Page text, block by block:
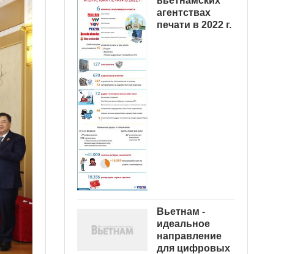
агентствах
печати в 2022 г.
Вьетнам -
идеальное
направление
для цифровых